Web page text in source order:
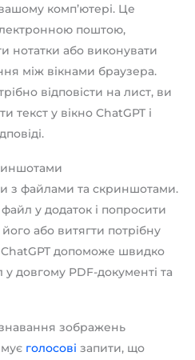
комп’ютері. Це
поштою,
нотатки або виконувати
між вікнами браузера.
відповісти на лист, ви
текст у вікно ChatGPT і
з файлами та скриншотами.
у додаток і попросити
або витягти потрібну
допоможе швидко
довгому PDF-документі та
зображень
голосові запити, що